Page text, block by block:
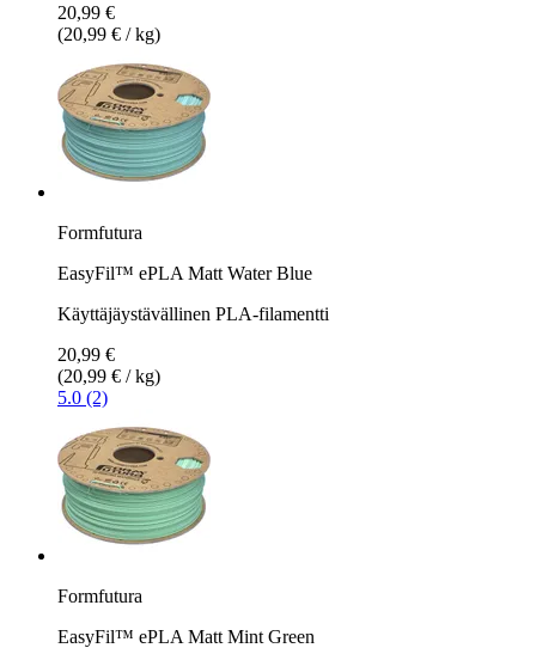
20,99 €
(20,99 € / kg)
Formfutura
EasyFil™ ePLA Matt Water Blue
Käyttäjäystävällinen PLA-filamentti
20,99 €
(20,99 € / kg)
5.0 (2)
Formfutura
EasyFil™ ePLA Matt Mint Green